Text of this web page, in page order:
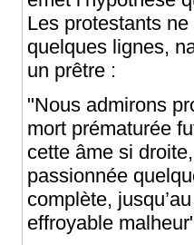
Les protestants
quelques lignes,
un prêtre :
"Nous admirons
mort prématurée
cette âme si
passionnée
complète,
effroyable